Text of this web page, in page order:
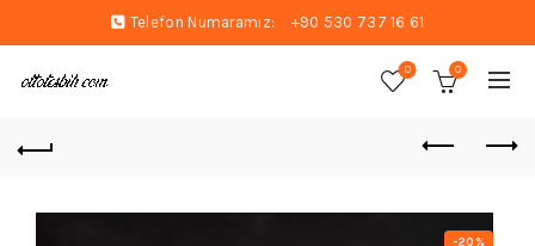
Telefon Numaramız: +90 530 737 16 61
0 0
-20%